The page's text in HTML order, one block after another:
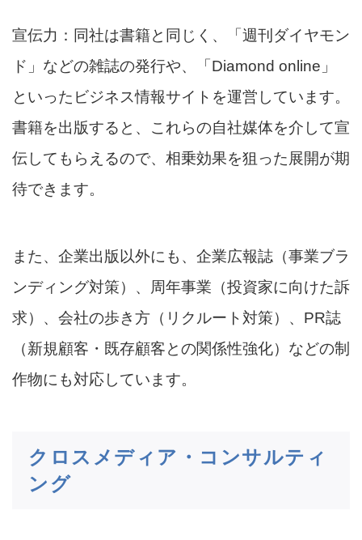
宣伝力：同社は書籍と同じく、「週刊ダイヤモン
ド」などの雑誌の発行や、「Diamond online」
といったビジネス情報サイトを運営しています。
書籍を出版すると、これらの自社媒体を介して宣
伝してもらえるので、相乗効果を狙った展開が期
待できます。
また、企業出版以外にも、企業広報誌（事業ブラ
ンディング対策）、周年事業（投資家に向けた訴
求）、会社の歩き方（リクルート対策）、PR誌
（新規顧客・既存顧客との関係性強化）などの制
作物にも対応しています。
クロスメディア・コンサルティ
ング